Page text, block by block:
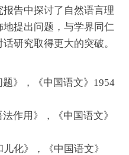
告中探讨了自然语言理
提出问题，与学界同仁
研究取得更大的突破。
题》，《中国语文》1954
作用》，《中国语文》
化》，《中国语文》